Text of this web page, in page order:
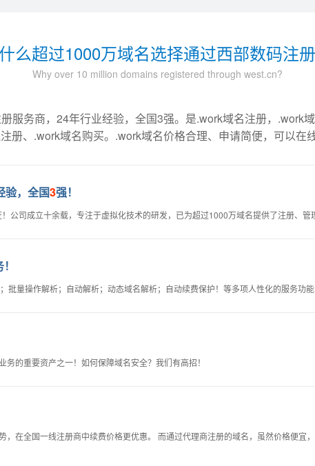
么超过1000万域名选择通过西部数码注册
Why over 10 million domains registered through west.cn?
服务商，24年行业经验，全国3强。是.work域名注册，.work
册、.work域名购买。.work域名价格合理、申请简便，可以在
验，全国3强！
公司成立十余载，专注于虚拟化技术的研发，已为超过1000万域名提供了注册、管
批量操作解析；自动解析；动态域名解析；自动续费保护！等多项人性化的服务功能
的重要资产之一！如何保障域名安全？我们有高招！
，在全国一线注册商中续费价格更优惠。 而通过代理商注册的域名，虽然价格便宜